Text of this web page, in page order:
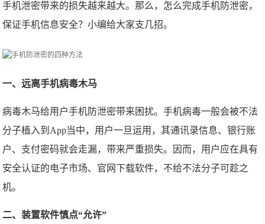
手机泄密带来的损失越来越大。那么，怎么完成手机防泄密，
保证手机信息安全？小编给大家支几招。
一、远离手机病毒木马
病毒木马给用户手机防泄密带来困扰。手机病毒一般会被不法
分子植入到App当中，用户一旦运用，其通讯录信息、银行账
户、支付密码就会走漏，带来严重损失。因而，用户应在具有
安全认证的电子市场、官网下载软件，不给不法分子可趁之
机。
二、装置软件慎点“允许”